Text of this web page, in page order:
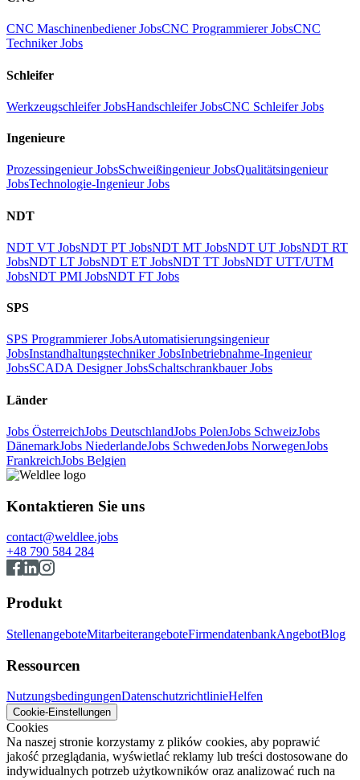
CNC Maschinenbediener JobsCNC Programmierer JobsCNC
Techniker Jobs
Schleifer
Werkzeugschleifer JobsHandschleifer JobsCNC Schleifer Jobs
Ingenieure
Prozessingenieur JobsSchweißingenieur JobsQualitätsingenieur
JobsTechnologie-Ingenieur Jobs
NDT
NDT VT JobsNDT PT JobsNDT MT JobsNDT UT JobsNDT RT
JobsNDT LT JobsNDT ET JobsNDT TT JobsNDT UTT/UTM
JobsNDT PMI JobsNDT FT Jobs
SPS
SPS Programmierer JobsAutomatisierungsingenieur
JobsInstandhaltungstechniker JobsInbetriebnahme-Ingenieur
JobsSCADA Designer JobsSchaltschrankbauer Jobs
Länder
Jobs ÖsterreichJobs DeutschlandJobs PolenJobs SchweizJobs
DänemarkJobs NiederlandeJobs SchwedenJobs NorwegenJobs
FrankreichJobs Belgien
Kontaktieren Sie uns
contact@weldlee.jobs
+48 790 584 284
Produkt
StellenangeboteMitarbeiterangeboteFirmendatenbankAngebotBlog
Ressourcen
NutzungsbedingungenDatenschutzrichtlinieHelfen
Cookie-Einstellungen
Cookies
Na naszej stronie korzystamy z plików cookies, aby poprawić
jakość przeglądania, wyświetlać reklamy lub treści dostosowane do
indywidualnych potrzeb użytkowników oraz analizować ruch na